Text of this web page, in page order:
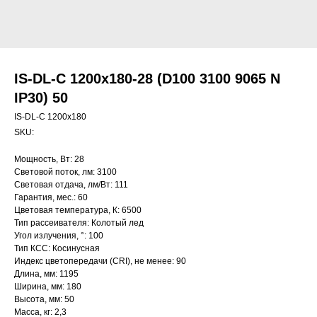
IS-DL-C 1200x180-28 (D100 3100 9065 N
IP30) 50
IS-DL-C 1200x180
SKU:
Мощность, Вт: 28
Световой поток, лм: 3100
Световая отдача, лм/Вт: 111
Гарантия, мес.: 60
Цветовая температура, К: 6500
Тип рассеивателя: Колотый лед
Угол излучения, °: 100
Тип КСС: Косинусная
Индекс цветопередачи (CRI), не менее: 90
Длина, мм: 1195
Ширина, мм: 180
Высота, мм: 50
Масса, кг: 2,3